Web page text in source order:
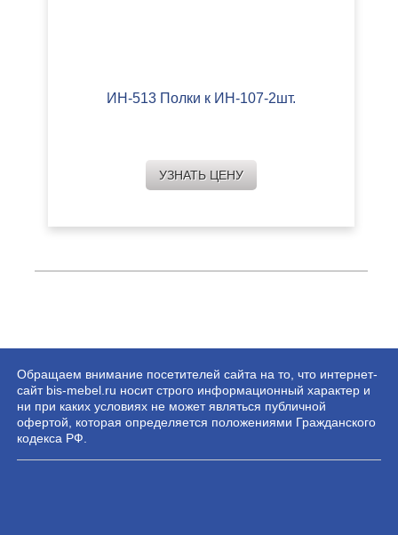
ИН-513 Полки к ИН-107-2шт.
УЗНАТЬ ЦЕНУ
Обращаем внимание посетителей сайта на то, что интернет-
сайт bis-mebel.ru носит строго информационный характер и
ни при каких условиях не может являться публичной
офертой, которая определяется положениями Гражданского
кодекса РФ.